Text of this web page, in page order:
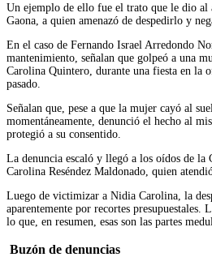
Un ejemplo de ello fue el trato que le dio al
Gaona, a quien amenazó de despedirlo y
En el caso de Fernando Israel Arredondo
mantenimiento, señalan que golpeó a una
Carolina Quintero, durante una fiesta en la
pasado.
Señalan que, pese a que la mujer cayó al
momentáneamente, denunció el hecho al
protegió a su consentido.
La denuncia escaló y llegó a los oídos de la
Carolina Reséndez Maldonado, quien
Luego de victimizar a Nidia Carolina, la
aparentemente por recortes presupuestales.
lo que, en resumen, esas son las partes
Buzón de denuncias